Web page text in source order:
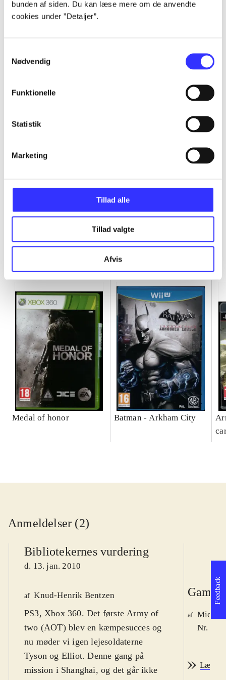
bunden af siden. Du kan læse mere om de anvendte
cookies under ”Detaljer”.
Nødvendig
Funktionelle
Statistik
Marketing
Tillad alle
Tillad valgte
Afvis
Artikler
Alle registrerede artikler fordelt på udgivelser
Medal of honor Batman - Arkham City
Anmeldelser (2)
Bibliotekernes vurdering
d. 13. jan. 2010
af Knud-Henrik Bentzen
PS3, Xbox 360. Det første Army of
two (AOT) blev en kæmpesucces og
nu møder vi igen lejesoldaterne
Tyson og Elliot. Denne gang på
mission i Shanghai, og det går ikke
Game
af
Nr.
Læs
Feedback